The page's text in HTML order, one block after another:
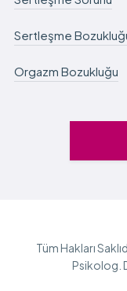
Sertleşme
Orgazm Bozukluğu
Tüm Hakları
Psikolog.